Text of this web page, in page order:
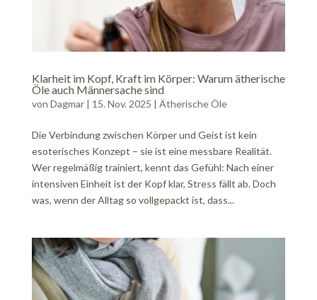
Klarheit im Kopf, Kraft im Körper: Warum ätherische
Öle auch Männersache sind
von Dagmar| 15. Nov. 2025 | Ätherische Öle
Die Verbindung zwischen Körper und Geist ist kein
esoterisches Konzept – sie ist eine messbare Realität.
Wer regelmäßig trainiert, kennt das Gefühl: Nach einer
intensiven Einheit ist der Kopf klar, Stress fällt ab. Doch
was, wenn der Alltag so vollgepackt ist, dass...